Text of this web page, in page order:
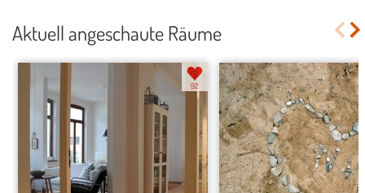
Aktuell angeschaute Räume
92